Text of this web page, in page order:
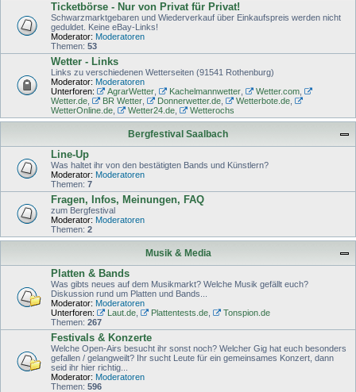
Ticketbörse - Nur von Privat für Privat!
Schwarzmarktgebaren und Wiederverkauf über Einkaufspreis werden nicht
geduldet. Keine eBay-Links!
Moderator: Moderatoren
Themen: 53
Wetter - Links
Links zu verschiedenen Wetterseiten (91541 Rothenburg)
Moderator: Moderatoren
Unterforen:
AgrarWetter, Kachelmannwetter, Wetter.com,
Wetter.de
BR Wetter, Donnerwetter.de, Wetterbote.de,
WetterOnline.de
Wetter24.de, Wetterochs
Bergfestival Saalbach
Line-Up
Was haltet ihr von den bestätigten Bands und Künstlern?
Moderator: Moderatoren
Themen: 7
Fragen, Infos, Meinungen, FAQ
zum Bergfestival
Moderator: Moderatoren
Themen: 2
Musik & Media
Platten & Bands
Was gibts neues auf dem Musikmarkt? Welche Musik gefällt euch?
Diskussion rund um Platten und Bands...
Moderator: Moderatoren
Unterforen:
Laut.de, Plattentests.de,
Tonspion.de
Themen: 267
Festivals & Konzerte
Welche Open-Airs besucht ihr sonst noch? Welcher Gig hat euch besonders
gefallen / gelangweilt? Ihr sucht Leute für ein gemeinsames Konzert, dann
seid ihr hier richtig...
Moderator: Moderatoren
Themen: 596